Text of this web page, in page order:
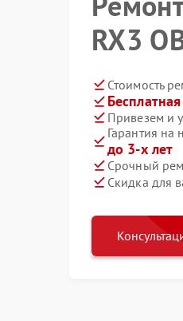
RX3
Стоимость
Привезем и
Гарантия на
до 3-х лет
Срочный
Скидка для